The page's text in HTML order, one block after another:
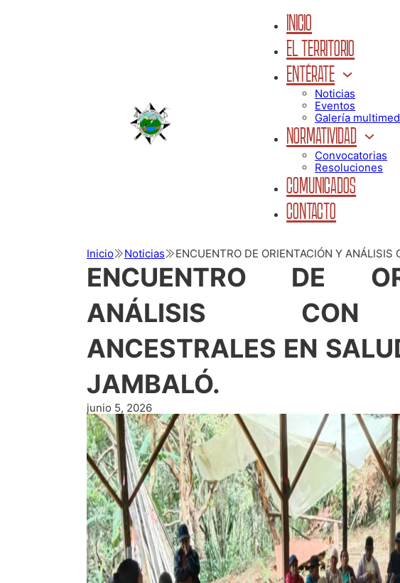
INICIO
EL TERRITORIO
ENTÉRATE
Noticias
Eventos
Galería
NORMATIVIDAD
Convocatorias
Resoluciones
COMUNICADOS
CONTACTO
Inicio Noticias ENCUENTRO DE ORIENTACIÓN Y
ENCUENTRO DE
ANÁLISIS CON
ANCESTRALES EN
JAMBALÓ.
junio 5, 2026